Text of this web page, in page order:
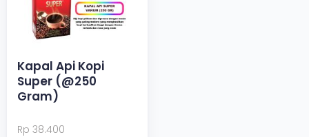
Kapal Api Kopi
Super (@250
Gram)
Rp 38.400